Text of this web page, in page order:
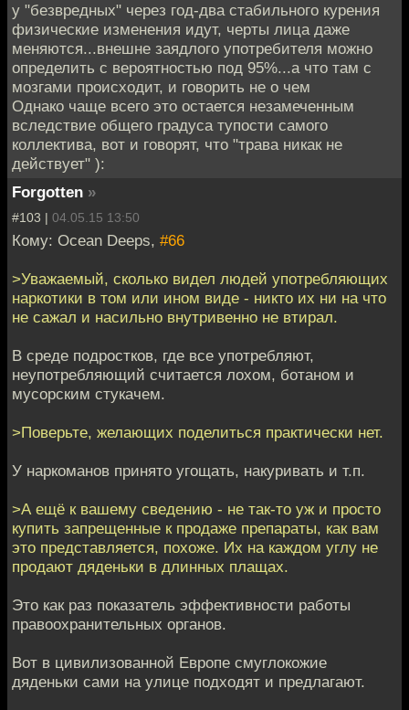
у "безвредных" через год-два стабильного курения
физические изменения идут, черты лица даже
меняются...внешне заядлого употребителя можно
определить с вероятностью под 95%...а что там с
мозгами происходит, и говорить не о чем
Однако чаще всего это остается незамеченным
вследствие общего градуса тупости самого
коллектива, вот и говорят, что "трава никак не
действует" ):
Forgotten »
#103 | 04.05.15 13:50
Кому: Ocean Deeps, #66
>Уважаемый, сколько видел людей употребляющих
наркотики в том или ином виде - никто их ни на что
не сажал и насильно внутривенно не втирал.
В среде подростков, где все употребляют,
неупотребляющий считается лохом, ботаном и
мусорским стукачем.
>Поверьте, желающих поделиться практически нет.
У наркоманов принято угощать, накуривать и т.п.
>А ещё к вашему сведению - не так-то уж и просто
купить запрещенные к продаже препараты, как вам
это представляется, похоже. Их на каждом углу не
продают дяденьки в длинных плащах.
Это как раз показатель эффективности работы
правоохранительных органов.
Вот в цивилизованной Европе смуглокожие
дяденьки сами на улице подходят и предлагают.